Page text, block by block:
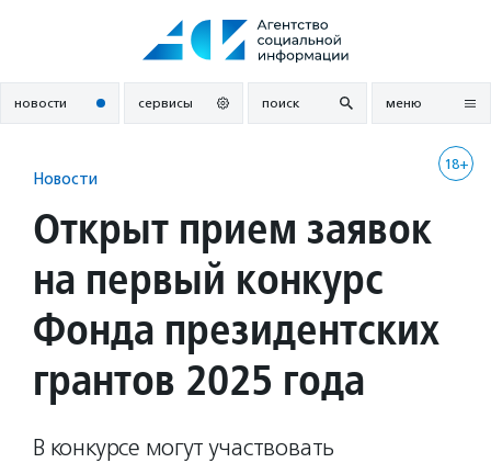
новости сервисы поиск меню
18+
Новости
Открыт прием заявок
на первый конкурс
Фонда президентских
грантов 2025 года
В конкурсе могут участвовать